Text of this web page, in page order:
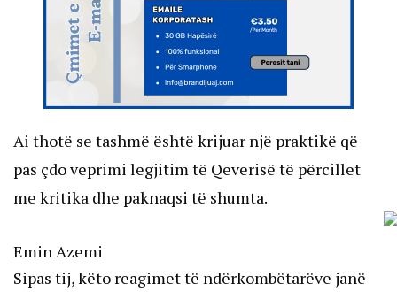
Ai thotë se tashmë është krijuar një praktikë që
pas çdo veprimi legjitim të Qeverisë të përcillet
me kritika dhe paknaqsi të shumta.
Emin Azemi
Sipas tij, këto reagimet të ndërkombëtarëve janë